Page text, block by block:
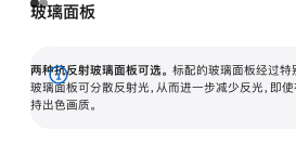
玻璃面板
两种抗反射玻璃面板可选。 标配的玻璃面板经过特
玻璃面板可分散反射光，从而进一步减少反光，即
持出色画质。
展
开